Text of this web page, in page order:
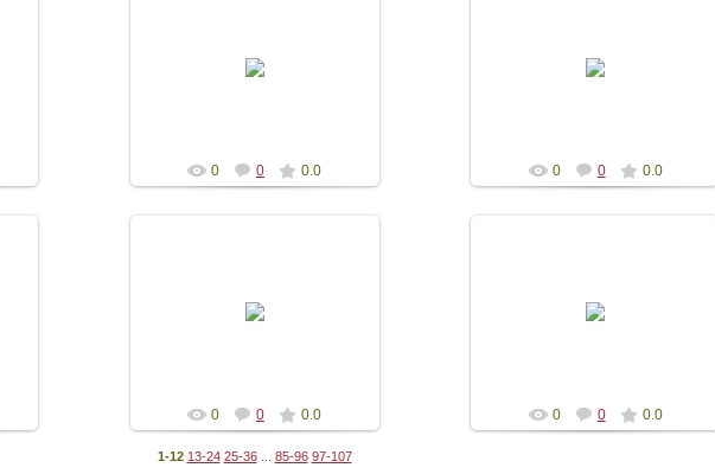
презентация альманаха Лира
Боспора выпуск 16
0 0 0.0
презентация альманаха Лира
Боспора выпуск 16
0 0 0.0
презентация альманаха Лира
Боспора выпуск 16
0 0 0.0
презентация альманаха Лира
Боспора выпуск 16
0 0 0.0
1-12 13-24 25-36 85-96 97-107